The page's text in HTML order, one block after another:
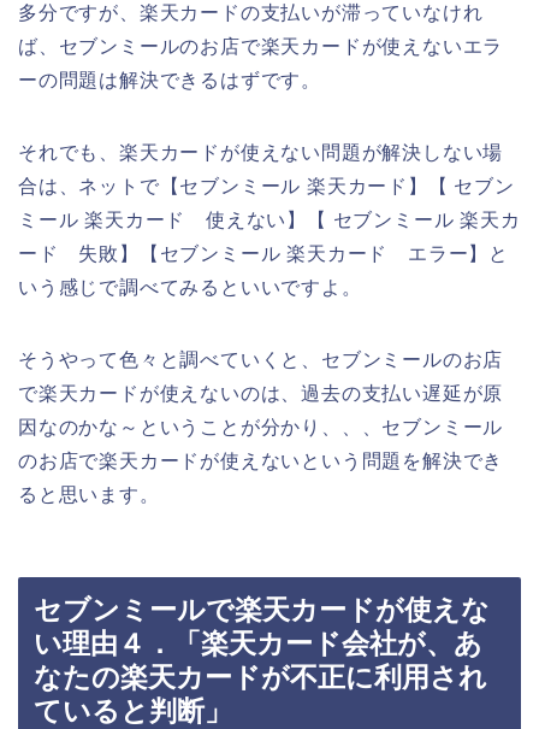
多分ですが、楽天カードの支払いが滞っていなけれ
ば、セブンミールのお店で楽天カードが使えないエラ
ーの問題は解決できるはずです。
それでも、楽天カードが使えない問題が解決しない場
合は、ネットで【セブンミール 楽天カード】【 セブン
ミール 楽天カード 使えない】【 セブンミール 楽天カ
ード 失敗】【セブンミール 楽天カード エラー】と
いう感じで調べてみるといいですよ。
そうやって色々と調べていくと、セブンミールのお店
で楽天カードが使えないのは、過去の支払い遅延が原
因なのかな～ということが分かり、、、セブンミール
のお店で楽天カードが使えないという問題を解決でき
ると思います。
セブンミールで楽天カードが使えな
い理由４．「楽天カード会社が、あ
なたの楽天カードが不正に利用され
ていると判断」